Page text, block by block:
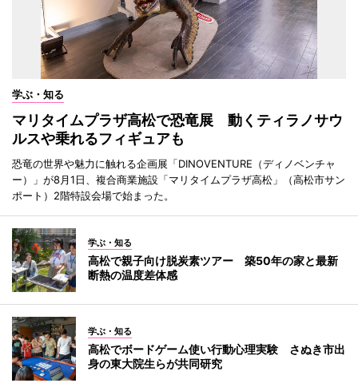
学ぶ・知る
マリタイムプラザ高松で恐竜展 動くティラノサウ
ルスや乗れるフィギュアも
恐竜の世界や魅力に触れる企画展「DINOVENTURE（ディノベンチャ
ー）」が8月1日、複合商業施設「マリタイムプラザ高松」（高松市サン
ポート）2階特設会場で始まった。
学ぶ・知る
高松で親子向け脱炭素ツアー 築50年の家と最新
断熱の温度差体感
学ぶ・知る
高松でボードゲーム使い行動心理実験 さぬき市出
身の東大院生らが共同研究